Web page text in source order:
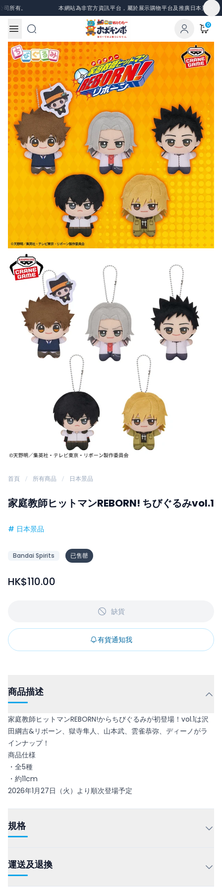
Skip to content
有。 本網站為非官方資訊平台，屬於展示購物平台及推廣日本景品、一
0
首頁 所有商品 日本景品
家庭教師ヒットマンREBORN! ちびぐるみvol.1
# 日本景品
Bandai Spirits 已售罄
HK$110.00
缺貨
有貨通知我
商品描述
家庭教師ヒットマンREBORN!からちびぐるみが初登場！vol.1は沢
田綱吉&リボーン、獄寺隼人、山本武、雲雀恭弥、ディーノがラ
インナップ！
商品仕様
・全5種
・約11cm
2026年1月27日（火）より順次登場予定
規格
運送及退換